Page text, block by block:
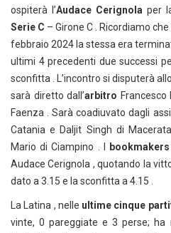
ospiterà l’Audace Cerignola per
Serie C – Girone C . Ricordiamo
febbraio 2024 la stessa era
ultimi 4 precedenti due successi
sconfitta . L’incontro si disputerà
sarà diretto dall’arbitro Francesco
Faenza . Sarà coadiuvato dagli
Catania e Daljit Singh di
Mario di Ciampino . I
bookmakers
Audace Cerignola , quotando la
dato a 3.15 e la sconfitta a 4.15 .
La Latina , nelle ultime cinque
vinte, 0 pareggiate e 3 perse;